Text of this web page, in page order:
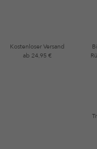
Kostenloser Versand
ab 24,95 €